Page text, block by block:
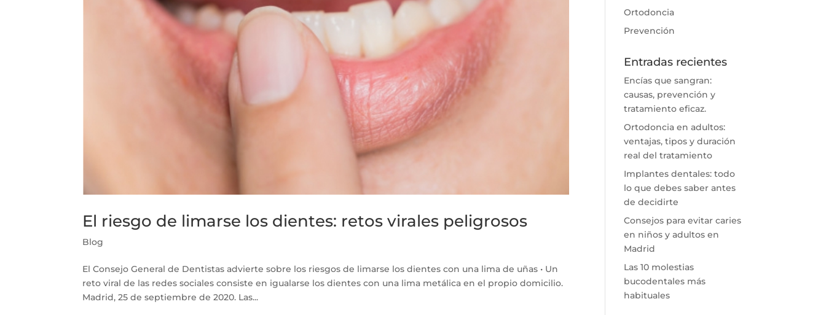
El riesgo de limarse los dientes: retos virales peligrosos
Blog
El Consejo General de Dentistas advierte sobre los riesgos de limarse los dientes con una lima de uñas • Un
reto viral de las redes sociales consiste en igualarse los dientes con una lima metálica en el propio domicilio.
Madrid, 25 de septiembre de 2020. Las...
Ortodoncia
Prevención
Entradas recientes
Encías que sangran:
causas, prevención y
tratamiento eficaz.
Ortodoncia en adultos:
ventajas, tipos y duración
real del tratamiento
Implantes dentales: todo
lo que debes saber antes
de decidirte
Consejos para evitar caries
en niños y adultos en
Madrid
Las 10 molestias
bucodentales más
habituales